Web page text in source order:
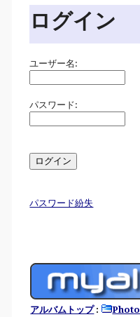
ログイン
ユーザー名:
パスワード:
パスワード紛失
アルバムトップ: Photo